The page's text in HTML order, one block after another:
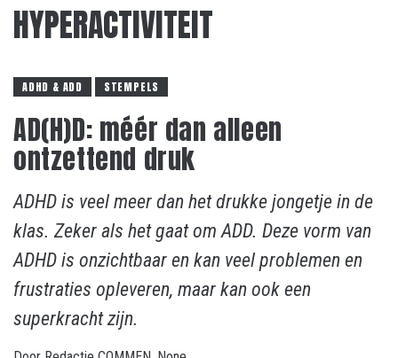
HYPERACTIVITEIT
ADHD & ADD STEMPELS
AD(H)D: méér dan alleen
ontzettend druk
ADHD is veel meer dan het drukke jongetje in de
klas. Zeker als het gaat om ADD. Deze vorm van
ADHD is onzichtbaar en kan veel problemen en
frustraties opleveren, maar kan ook een
superkracht zijn.